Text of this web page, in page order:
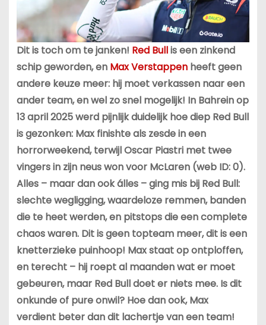
Dit is toch om te janken! Red Bullis een zinkend
schip geworden, en Max Verstappenheeft geen
andere keuze meer: hij moet verkassen naar een
ander team, en wel zo snel mogelijk! In Bahrein op
13 april 2025 werd pijnlijk duidelijk hoe diep Red Bull
is gezonken: Max finishte als zesde in een
horrorweekend, terwijl Oscar Piastri met twee
vingers in zijn neus won voor McLaren (web ID: 0).
Alles – maar dan ook álles – ging mis bij Red Bull:
slechte wegligging, waardeloze remmen, banden
die te heet werden, en pitstops die een complete
chaos waren. Dit is geen topteam meer, dit is een
knetterzieke puinhoop! Max staat op ontploffen,
en terecht – hij roept al maanden wat er moet
gebeuren, maar Red Bull doet er niets mee. Is dit
onkunde of pure onwil? Hoe dan ook, Max
verdient beter dan dit lachertje van een team!